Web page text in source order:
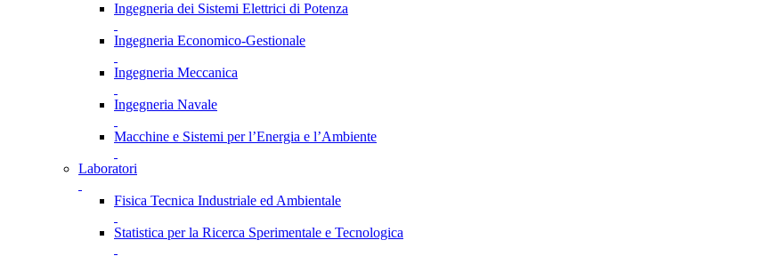
Ingegneria dei Sistemi Elettrici di Potenza
Ingegneria Economico-Gestionale
Ingegneria Meccanica
Ingegneria Navale
Macchine e Sistemi per l’Energia e l’Ambiente
Laboratori
Fisica Tecnica Industriale ed Ambientale
Statistica per la Ricerca Sperimentale e Tecnologica